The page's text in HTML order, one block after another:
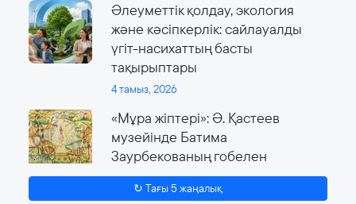
Әлеуметтік қолдау, экология
және кәсіпкерлік: сайлауалды
үгіт-насихаттың басты
тақырыптары
4 тамыз, 2026
«Мұра жіптері»: Ә. Қастеев
музейінде Батима
Заурбекованың гобелен
өнеріне арналған ауқымды
көрме өтеді
↻ Тағы 5 жаңалық